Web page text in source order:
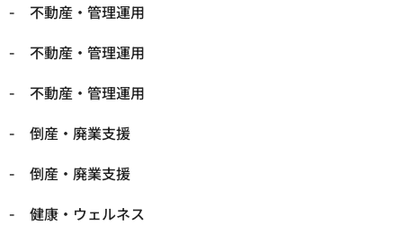
不動産・管理運用
不動産・管理運用
不動産・管理運用
倒産・廃業支援
倒産・廃業支援
健康・ウェルネス